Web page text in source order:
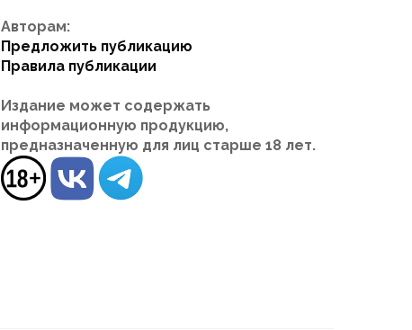
Авторам:
Предложить публикацию
Правила публикации
Издание может содержать
информационную продукцию,
предназначенную для лиц старше 18 лет.